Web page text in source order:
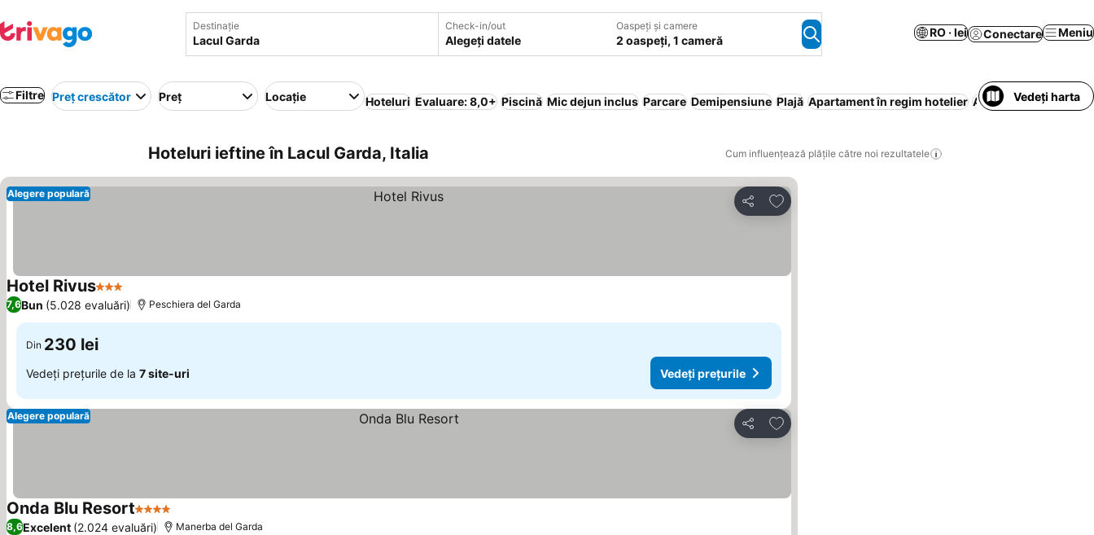
Destinație Check-in/out
Alegeți datele
Oaspeți și camere
2 oaspeți, 1 cameră
RO · lei Conectare Meniu
Filtre Preț crescător Preț Locație Hoteluri Evaluare: 8,0+ Piscină Mic dejun inclus Parcare Demipensiune Plajă Apartament în regim hotelier Animale de companie
Vedeți harta
Hoteluri ieftine în Lacul Garda, Italia Cum influențează plățile către noi rezultatele
Distribuiți
Adăugaţi la favorite
Alegere populară
Hotel Rivus3 Stele
7,6Bun (5.028 evaluări) Peschiera del Garda
Din 230 lei
Vedeți prețurile de la 7 site-uri Vedeți prețurile
Distribuiți
Adăugaţi la favorite
Alegere populară
Onda Blu Resort4 Stele
8,6Excelent (2.024 evaluări) Manerba del Garda